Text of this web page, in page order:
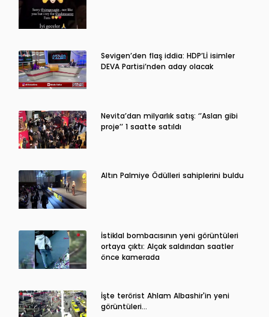
Sevigen’den flaş iddia: HDP’Lİ isimler
DEVA Partisi’nden aday olacak
Nevita’dan milyarlık satış: ‘’Aslan gibi
proje’’ 1 saatte satıldı
Altın Palmiye Ödülleri sahiplerini buldu
İstiklal bombacısının yeni görüntüleri
ortaya çıktı: Alçak saldırıdan saatler
önce kamerada
İşte terörist Ahlam Albashir'in yeni
görüntüleri…